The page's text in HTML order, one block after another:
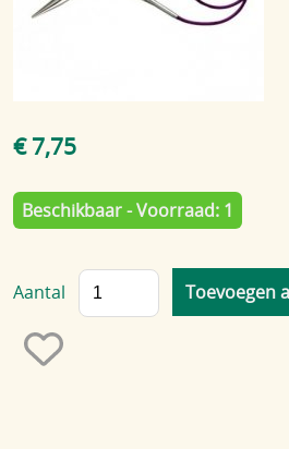
€ 7,75
Beschikbaar - Voorraad: 1
Aantal